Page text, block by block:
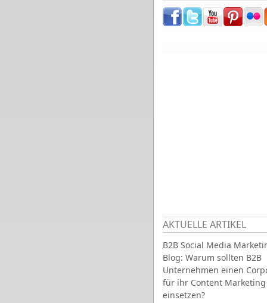
AKTUELLE ARTIKEL
B2B Social Media
Blog: Warum sollten B2B
Unternehmen einen
für ihr Content Marketing
einsetzen?